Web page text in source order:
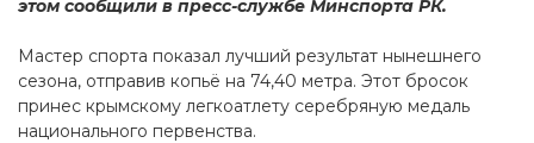
этом сообщили в пресс-службе Минспорта РК.
Мастер спорта показал лучший результат нынешнего
сезона, отправив копьё на 74,40 метра. Этот бросок
принес крымскому легкоатлету серебряную медаль
национального первенства.